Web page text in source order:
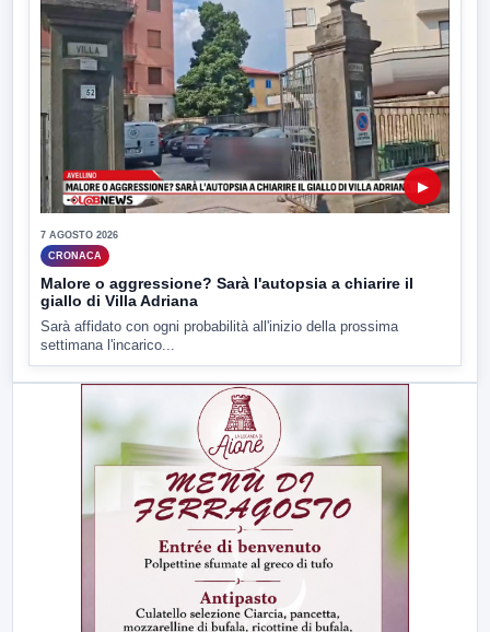
▶
7 AGOSTO 2026
CRONACA
Malore o aggressione? Sarà l'autopsia a chiarire il
giallo di Villa Adriana
Sarà affidato con ogni probabilità all'inizio della prossima
settimana l'incarico...